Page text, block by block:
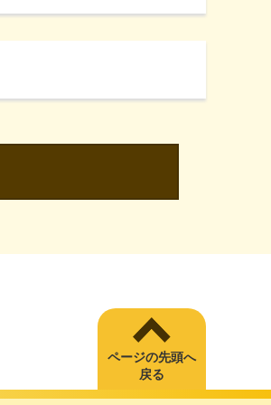
ページの先頭へ
戻る